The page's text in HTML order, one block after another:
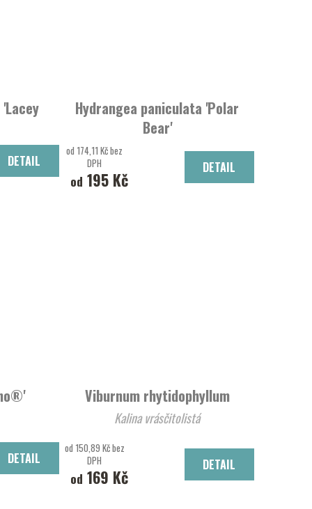
Blue®'
DETAIL
Hydrangea paniculata 'Polar
Bear'
Hortenzie latnatá 'Polar Bear'
od 174,11 Kč bez
DPH
od 195 Kč
DETAIL
DETAIL
Viburnum rhytidophyllum
Kalina vrásčitolistá
od 150,89 Kč bez
DPH
od 169 Kč
DETAIL